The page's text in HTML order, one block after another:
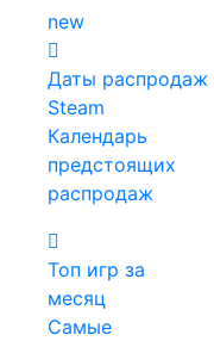
new
Даты распродаж
Steam
Календарь
предстоящих
распродаж
Топ игр за
месяц
Самые
2
компании